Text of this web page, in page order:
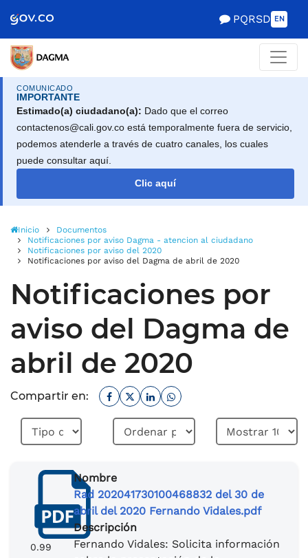
de Gobierno
PQRSD EN
COMUNICADO
IMPORTANTE
Estimado(a) ciudadano(a): Dado que el correo
contactenos@cali.gov.co está temporalmente fuera de servicio,
podemos atenderle a través de cuatro canales, los cuales
puede consultar aquí.
Clic aquí
Inicio
Documentos
Notificaciones por aviso Dagma - atencion al ciudadano
Notificaciones por aviso del 2020
Notificaciones por aviso del Dagma de abril de 2020
Notificaciones por
aviso del Dagma de
abril de 2020
Compartir en: Facebook
TwitterLinkedinWhatsapp
0.99
Nombre
Rad 202041730100468832 del 30 de
abril del 2020 Fernando Vidales.pdf
Descripción
Fernando Vidales: Solicita información